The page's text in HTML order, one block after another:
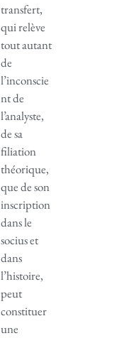
transfert,
qui relève
tout autant
de
l’inconscie
nt de
l’analyste,
de sa
filiation
théorique,
que de son
inscription
dans le
socius et
dans
l’histoire,
peut
constituer
une